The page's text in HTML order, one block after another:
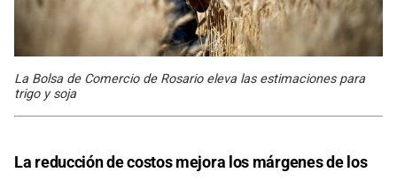
La Bolsa de Comercio de Rosario eleva las estimaciones para
trigo y soja
La reducción de costos mejora los márgenes de los